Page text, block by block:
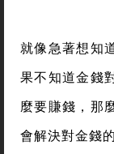
就像急著想知
果不知道金錢
麼要賺錢，那
會解決對金錢的